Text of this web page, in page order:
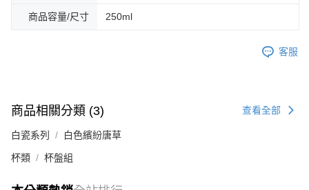
商品容量/尺寸 250ml
客服
商品相關分類 (3) 查看全部
白瓷系列 白色繽紛唐草
杯類 杯盤組